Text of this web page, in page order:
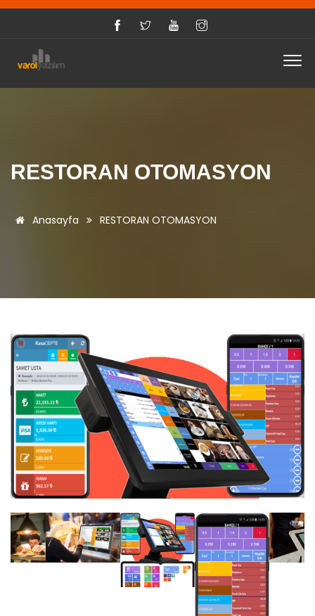
RESTORAN OTOMASYON
Anasayfa RESTORAN OTOMASYON